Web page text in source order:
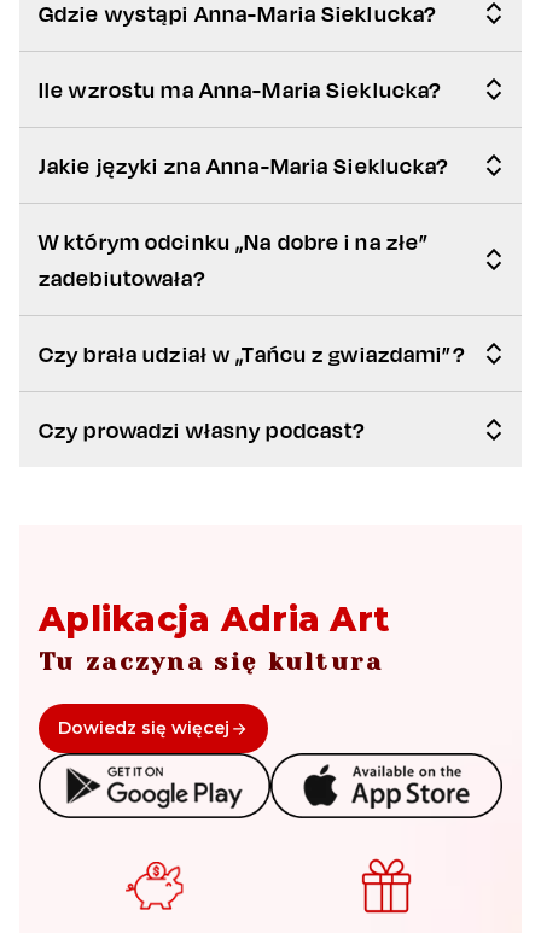
Gdzie wystąpi Anna-Maria Sieklucka?
Ile wzrostu ma Anna-Maria Sieklucka?
Jakie języki zna Anna-Maria Sieklucka?
W którym odcinku „Na dobre i na złe”
zadebiutowała?
Czy brała udział w „Tańcu z gwiazdami”?
Czy prowadzi własny podcast?
Aplikacja Adria Art
Tu zaczyna się kultura
Dowiedz się więcej